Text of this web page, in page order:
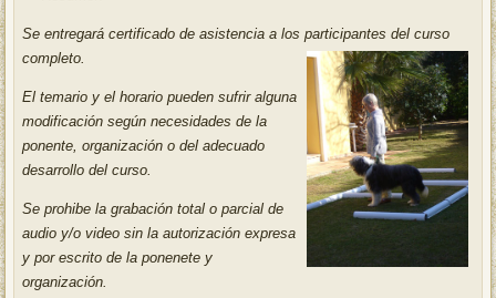
Se entregará certificado de asistencia a los participantes del curso
completo.
El temario y el horario pueden sufrir alguna
modificación según necesidades de la
ponente, organización o del adecuado
desarrollo del curso.
Se prohibe la grabación total o parcial de
audio y/o video sin la autorización expresa
y por escrito de la ponenete y
organización.